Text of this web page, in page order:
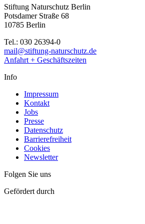
Stiftung Naturschutz Berlin
Potsdamer Straße 68
10785 Berlin
Tel.: 030 26394-0
mail@stiftung-naturschutz.de
Anfahrt + Geschäftszeiten
Info
Impressum
Kontakt
Jobs
Presse
Datenschutz
Barrierefreiheit
Cookies
Newsletter
Folgen Sie uns
Gefördert durch